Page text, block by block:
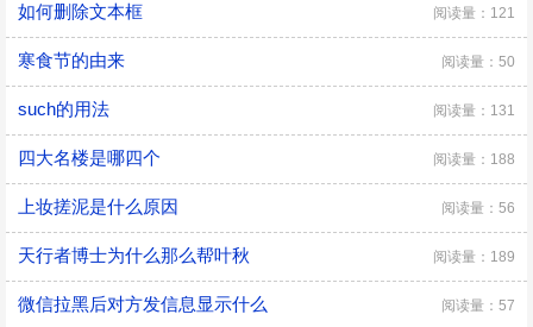
如何删除文本框 阅读量：121
寒食节的由来 阅读量：50
such的用法 阅读量：131
四大名楼是哪四个 阅读量：188
上妆搓泥是什么原因 阅读量：56
天行者博士为什么那么帮叶秋 阅读量：189
微信拉黑后对方发信息显示什么 阅读量：57